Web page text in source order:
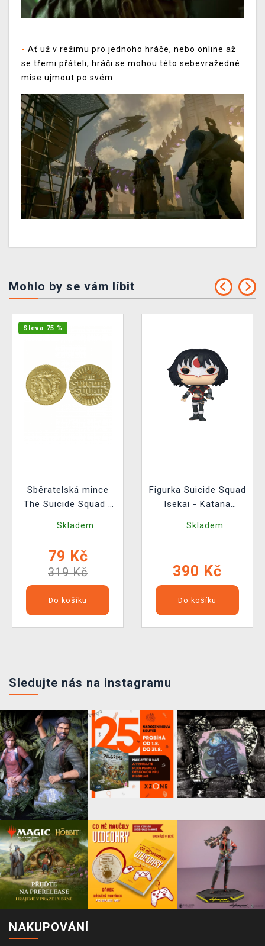
- Ať už v režimu pro jednoho hráče, nebo online až
se třemi přáteli, hráči se mohou této sebevražedné
mise ujmout po svém.
Mohlo by se vám líbit
Sleva 75 %
Sběratelská mince
The Suicide Squad -
Skladem
79 Kč
319 Kč
Do košíku
Figurka Suicide Squad
Isekai - Katana
534)
Skladem
390 Kč
Do košíku
Sledujte nás na instagramu
NAKUPOVÁNÍ